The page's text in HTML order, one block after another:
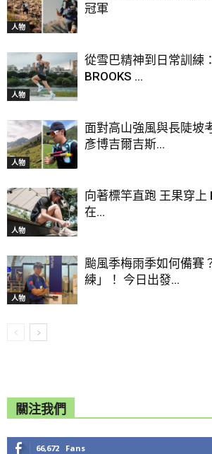
人物
冠軍
人物
從雪巴精神到日常訓練
BROOKS ...
人物
面對高山強風與長陡坡
彥博吉爾吉斯...
人物
向著標竿直跑 王果穿上
在...
人物
颱風季梅雨季如何備賽
練」！ 今日出發...
關注我們
66,672 Fans